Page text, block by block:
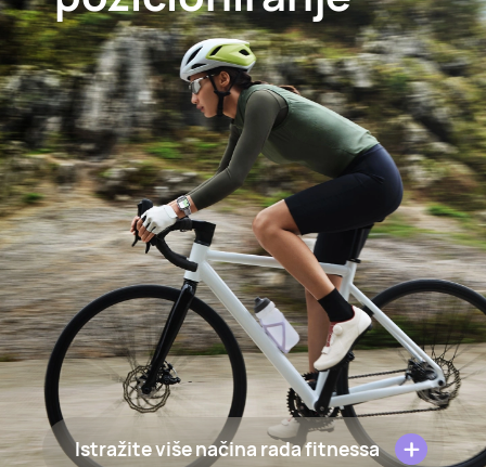
Istražite više načina rada fitnessa